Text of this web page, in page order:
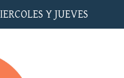
Y JUEVES